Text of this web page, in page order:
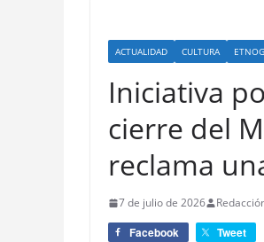
ACTUALIDAD CULTURA
Iniciativa
cierre del
reclama
7 de julio de 2026
Facebook Tweet